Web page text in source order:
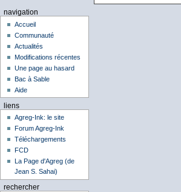
navigation
Accueil
Communauté
Actualités
Modifications récentes
Une page au hasard
Bac à Sable
Aide
liens
Agreg-Ink: le site
Forum Agreg-Ink
Téléchargements
FCD
La Page d'Agreg (de
Jean S. Sahai)
rechercher